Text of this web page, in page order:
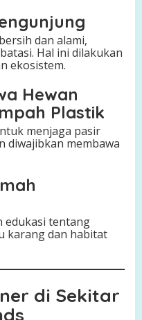
dan alami,
Hal ini dilakukan
ekosistem.
Hewan
Plastik
menjaga pasir
diwajibkan membawa
edukasi tentang
karang dan habitat
di Sekitar